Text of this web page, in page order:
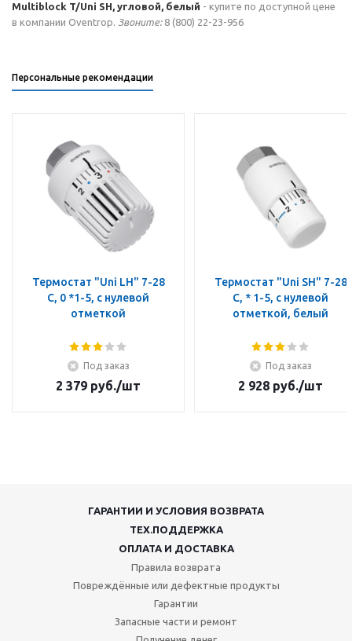
Multiblock T/Uni SH, угловой, белый - купите по доступной цене
в компании Oventrop. Звоните:8 (800) 22-23-956
Персональные рекомендации
Термостат "Uni LH" 7-28
C, 0 *1-5, с нулевой
отметкой
Под заказ
2 379 руб./шт
Термостат "Uni SH" 7-28
C, * 1-5, с нулевой
отметкой, белый
Под заказ
2 928 руб./шт
ГАРАНТИИ И УСЛОВИЯ ВОЗВРАТА
ТЕХ.ПОДДЕРЖКА
ОПЛАТА И ДОСТАВКА
Правила возврата
Повреждённые или дефектные продукты
Гарантии
Запасные части и ремонт